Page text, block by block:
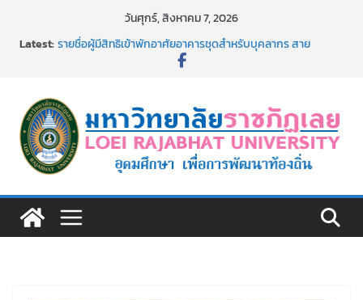
วันศุกร์, สิงหาคม 7, 2026
Latest:รายชื่อผู้มีสิทธิเข้าพักอาศัยอาคารชุดสำหรับบุคลากร สาย
สนับสนุน สังกัดมหาวิทยาลัยราชภัฏเลย ครั้งที่ 2/2569
๑,๙๗๒ ชุด โดยวิธีเฉพาะเจาะจง
ม.ราชภัฏเลย จัดกิจกรรมจิตอาสาบำเพ็ญสาธารณประโยชน์ และ
บำเพ็ญสาธารณกุศล 69
รายชื่อผู้ผ่านการสอบแข่งขันเพื่อเป็นลูกจ้างชั่วคราว (รายวัน)
สังกัดมหาวิทยาลัยราชภัฏเลย ด้วยเงินนอกงบประมาณ ประเภท